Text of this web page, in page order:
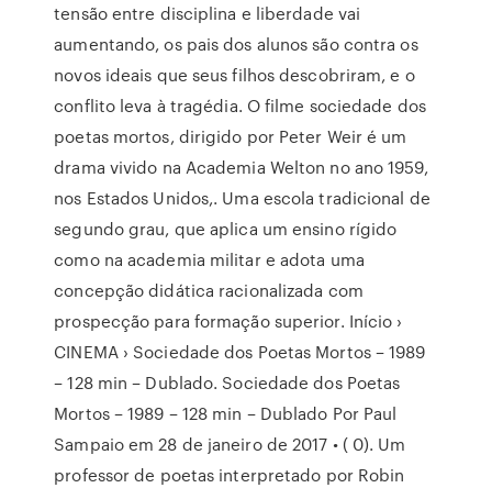
tensão entre disciplina e liberdade vai
aumentando, os pais dos alunos são contra os
novos ideais que seus filhos descobriram, e o
conflito leva à tragédia. O filme sociedade dos
poetas mortos, dirigido por Peter Weir é um
drama vivido na Academia Welton no ano 1959,
nos Estados Unidos,. Uma escola tradicional de
segundo grau, que aplica um ensino rígido
como na academia militar e adota uma
concepção didática racionalizada com
prospecção para formação superior. Início ›
CINEMA › Sociedade dos Poetas Mortos – 1989
– 128 min – Dublado. Sociedade dos Poetas
Mortos – 1989 – 128 min – Dublado Por Paul
Sampaio em 28 de janeiro de 2017 • ( 0). Um
professor de poetas interpretado por Robin